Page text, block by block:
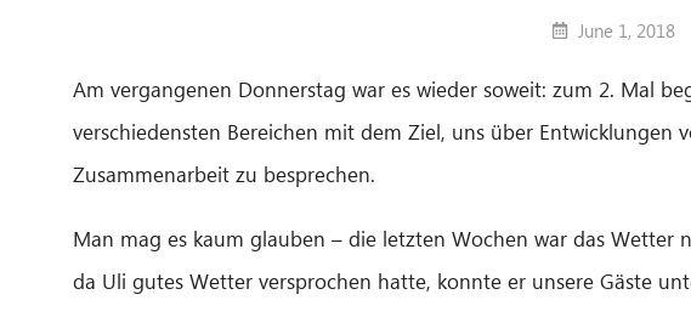
June 1, 2018
Am vergangenen Donnerstag war es wieder soweit: zum 2. Mal
verschiedensten Bereichen mit dem Ziel, uns über
Zusammenarbeit zu besprechen.
Man mag es kaum glauben – die letzten Wochen war das Wetter
da Uli gutes Wetter versprochen hatte, konnte er unsere Gäste